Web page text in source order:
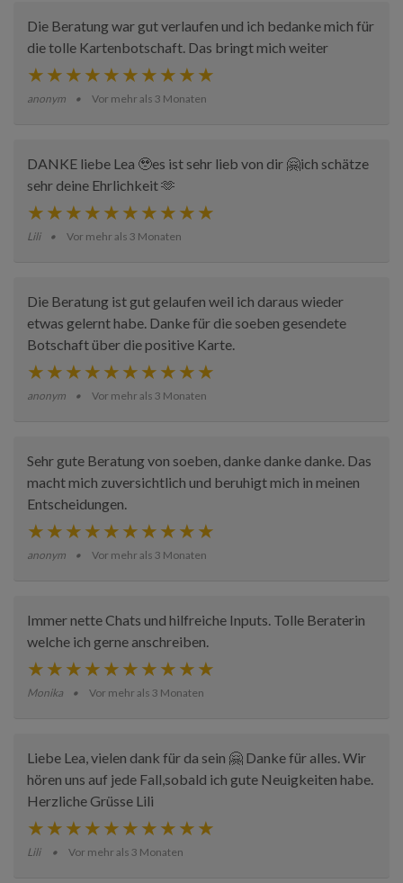
Die Beratung war gut verlaufen und ich bedanke mich für
die tolle Kartenbotschaft. Das bringt mich weiter
anonym Vor mehr als 3 Monaten
DANKE liebe Lea 🥹es ist sehr lieb von dir 🤗ich schätze
sehr deine Ehrlichkeit 🫶
Lili Vor mehr als 3 Monaten
Die Beratung ist gut gelaufen weil ich daraus wieder
etwas gelernt habe. Danke für die soeben gesendete
Botschaft über die positive Karte.
anonym Vor mehr als 3 Monaten
Sehr gute Beratung von soeben, danke danke danke. Das
macht mich zuversichtlich und beruhigt mich in meinen
Entscheidungen.
anonym Vor mehr als 3 Monaten
Immer nette Chats und hilfreiche Inputs. Tolle Beraterin
welche ich gerne anschreiben.
Monika Vor mehr als 3 Monaten
Liebe Lea, vielen dank für da sein 🤗 Danke für alles. Wir
hören uns auf jede Fall,sobald ich gute Neuigkeiten habe.
Herzliche Grüsse Lili
Lili Vor mehr als 3 Monaten